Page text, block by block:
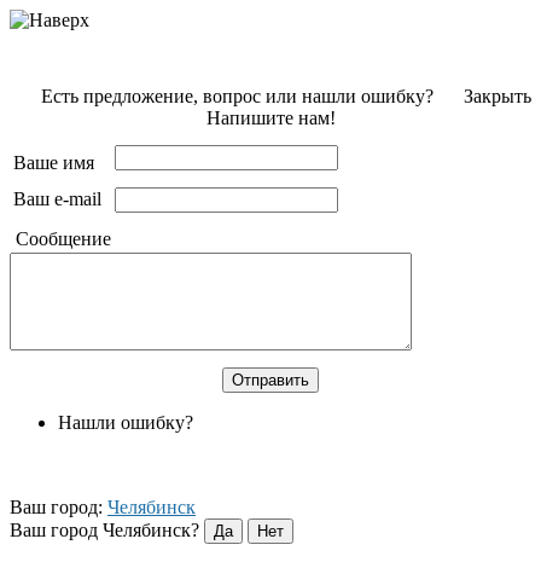
Закрыть
Есть предложение, вопрос или нашли ошибку?
Напишите нам!
Ваше имя
Ваш e-mail
Сообщение
Нашли ошибку?
Ваш город: Челябинск
Ваш город Челябинск?